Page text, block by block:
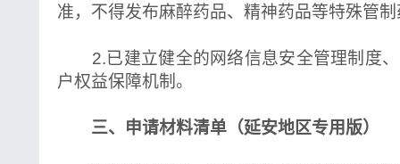
准，不得发布麻醉药品、精神药品等特殊管
2.已建立健全的网络信息安全管理制度、
户权益保障机制。
三、申请材料清单（延安地区专用版）